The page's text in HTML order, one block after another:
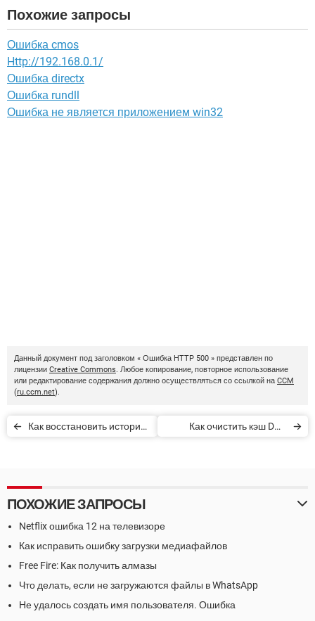
Похожие запросы
Ошибка cmos
Http://192.168.0.1/
Ошибка directx
Ошибка rundll
Ошибка не является приложением win32
Данный документ под заголовком « Ошибка HTTP 500 » представлен по
лицензии Creative Commons . Любое копирование, повторное использование
или редактирование содержания должно осуществляться со ссылкой на CCM
(ru.ccm.net).
Как восстановить историю
Как очистить кэш DNS
ПОХОЖИЕ ЗАПРОСЫ
Netflix ошибка 12 на телевизоре
Как исправить ошибку загрузки медиафайлов
Free Fire: Как получить алмазы
Что делать, если не загружаются файлы в WhatsApp
Не удалось создать имя пользователя. Ошибка